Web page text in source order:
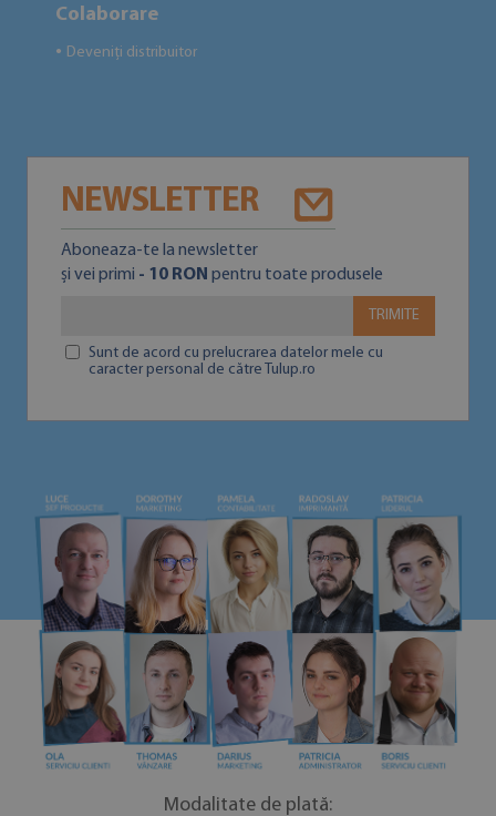
Colaborare
● Deveniți distribuitor
NEWSLETTER
Aboneaza-te la newsletter
și vei primi - 10 RON pentru toate produsele
TRIMITE
Sunt de acord cu prelucrarea datelor mele cu
caracter personal de către Tulup.ro
Modalitate de plată: